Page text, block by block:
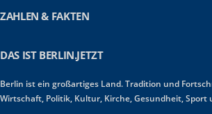
ZAHLEN & FAKTEN
DAS IST BERLIN.JETZT
Berlin ist ein großartiges Land. Tradition und
Wirtschaft, Politik, Kultur, Kirche, Gesundheit,